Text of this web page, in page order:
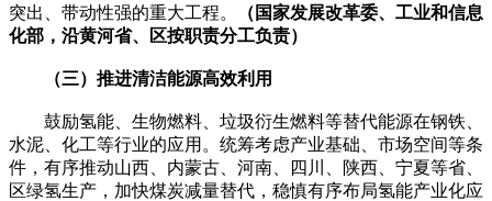
突出、带动性强的重大工程。
（国家发展改革委、工业和信息
化部，沿黄河省、区按职责分工负责）
（三）推进清洁能源高效利用
鼓励氢能、生物燃料、垃圾衍生燃料等替代能源在钢铁、
水泥、化工等行业的应用。统筹考虑产业基础、市场空间等条
件，有序推动山西、内蒙古、河南、四川、陕西、宁夏等省、
区绿氢生产，加快煤炭减量替代，稳慎有序布局氢能产业化应